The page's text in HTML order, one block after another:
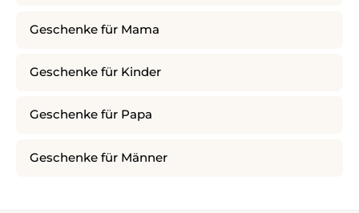
Geschenke für Mama
Geschenke für Kinder
Geschenke für Papa
Geschenke für Männer